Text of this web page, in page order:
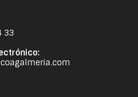
33